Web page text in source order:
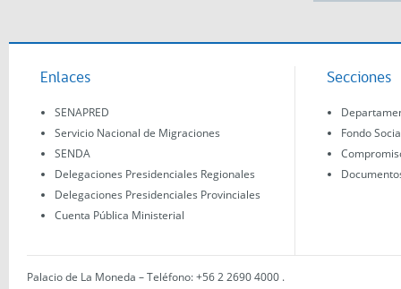
Enlaces
SENAPRED
Servicio Nacional de Migraciones
SENDA
Delegaciones Presidenciales Regionales
Delegaciones Presidenciales Provinciales
Cuenta Pública Ministerial
Secciones
Fondo
Palacio de La Moneda – Teléfono: +56 2 2690 4000 .